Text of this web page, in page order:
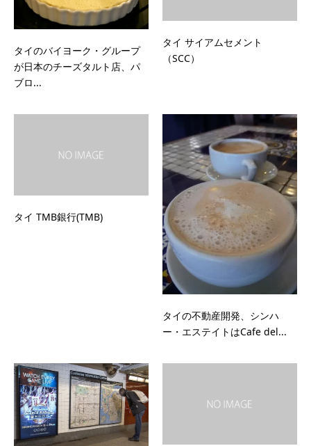
タイのバイヨーク・グループ
が日本のチーズタルト店、パ
ブロ...
タイ サイアムセメント
（SCC）
タイ TMB銀行(TMB)
タイの不動産開発、シンハ
ー・エステイトはCafe del...